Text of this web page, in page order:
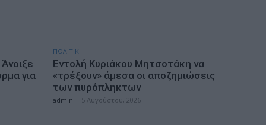
για
ΠΟΛΙΤΙΚΗ
Εντολή Κυριάκου Μητσοτάκη να
«τρέξουν» άμεσα οι αποζημιώσεις
των πυρόπληκτων
admin 5 Αυγούστου, 2026